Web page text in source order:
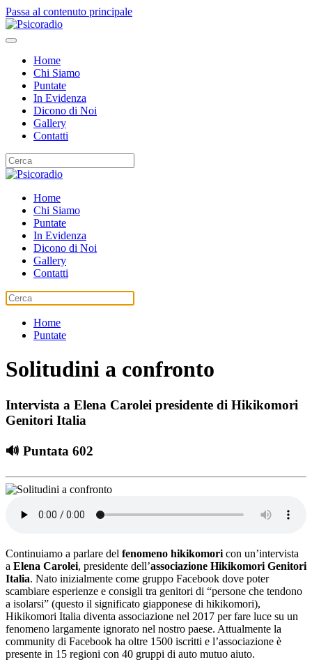
Passa al contenuto principale
Home
Chi Siamo
Puntate
In Evidenza
Dicono di Noi
Gallery
Contatti
Home
Chi Siamo
Puntate
In Evidenza
Dicono di Noi
Gallery
Contatti
Home
Puntate
Solitudini a confronto
Intervista a Elena Carolei presidente di Hikikomori
Genitori Italia
🔊 Puntata 602
Continuiamo a parlare del fenomeno hikikomori con un’intervista
a Elena Carolei, presidente dell’associazione Hikikomori Genitori
Italia. Nato inizialmente come gruppo Facebook dove poter
scambiare esperienze e consigli tra genitori di “persone che tendono
a isolarsi” (questo il significato giapponese di hikikomori),
Hikikomori Italia diventa associazione nel 2017 per fare luce su un
fenomeno largamente ignorato nel nostro paese. Attualmente la
community di Facebook ha oltre 1500 iscritti e l’associazione è
presente in 15 regioni con 40 gruppi di auto mutuo aiuto.